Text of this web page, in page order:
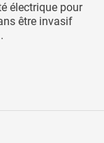
électrique pour
être invasif